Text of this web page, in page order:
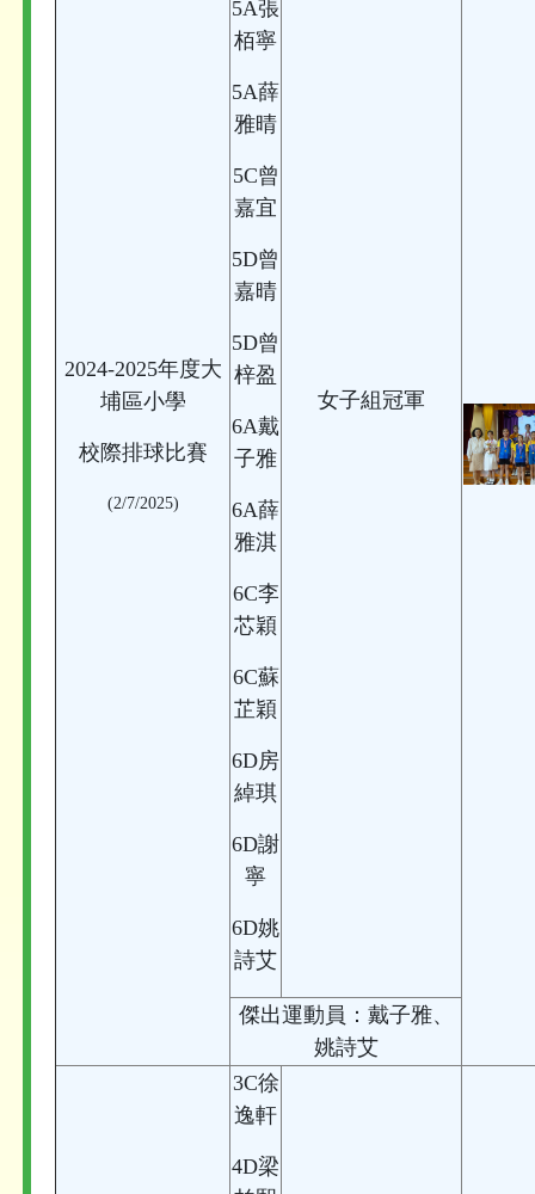
2024-2025年度大
埔區小學
校際排球比賽
(2/7/2025)
5A張
栢寧
5A薛
雅晴
5C曾
嘉宜
5D曾
嘉晴
5D曾
梓盈
6A戴
子雅
6A薛
雅淇
6C李
芯穎
6C蘇
芷穎
6D房
綽琪
6D謝
寧
6D姚
詩艾
女子組冠軍
傑出運動員：戴子雅、
姚詩艾
3C徐
逸軒
4D梁